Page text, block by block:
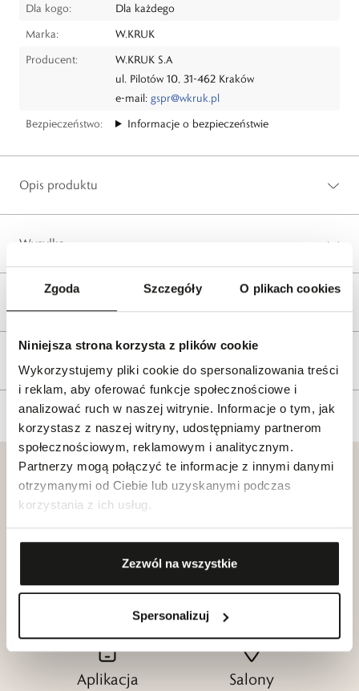
Zgoda Szczegóły O plikach cookies
Niniejsza strona korzysta z plików cookie
Wykorzystujemy pliki cookie do spersonalizowania treści
i reklam, aby oferować funkcje społecznościowe i
analizować ruch w naszej witrynie. Informacje o tym, jak
korzystasz z naszej witryny, udostępniamy partnerom
społecznościowym, reklamowym i analitycznym.
Partnerzy mogą połączyć te informacje z innymi danymi
otrzymanymi od Ciebie lub uzyskanymi podczas
korzystania z ich usług.
Zezwól na wszystkie
Spersonalizuj
Dla kogo:
Dla każdego
Marka:
W.KRUK
Producent:
W.KRUK S.A
ul. Pilotów 10, 31-462 Kraków
e-mail: gspr@wkruk.pl
Bezpieczeństwo:
Informacje o bezpieczeństwie
Opis produktu
Wysyłka
Klub dla
Przyjaciół
Katalogi
W.KRUK
Zobacz
Aplikacja
Salony